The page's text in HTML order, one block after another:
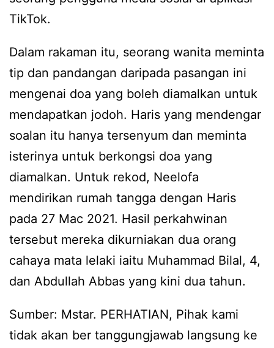
TikTok.
Dalam rakaman itu, seorang wanita meminta
tip dan pandangan daripada pasangan ini
mengenai doa yang boleh diamalkan untuk
mendapatkan jodoh. Haris yang mendengar
soalan itu hanya tersenyum dan meminta
isterinya untuk berkongsi doa yang
diamalkan. Untuk rekod, Neelofa
mendirikan rumah tangga dengan Haris
pada 27 Mac 2021. Hasil perkahwinan
tersebut mereka dikurniakan dua orang
cahaya mata lelaki iaitu Muhammad Bilal, 4,
dan Abdullah Abbas yang kini dua tahun.
Sumber: Mstar. PERHATIAN, Pihak kami
tidak akan ber tanggungjawab langsung ke